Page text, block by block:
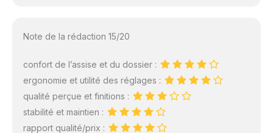
Note de la rédaction 15/20
confort de l’assise et du dossier :
ergonomie et utilité des réglages :
qualité perçue et finitions :
stabilité et maintien :
rapport qualité/prix :